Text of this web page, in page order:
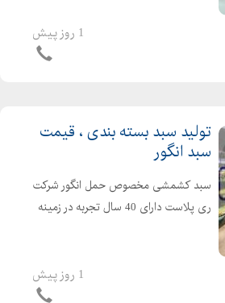
و تک فروشی مواد تولیدی پلی اتیلن
1 روز پیش
تولید سبد بسته بندی ، قیمت
سبد انگور
سبد کشمشی مخصوص حمل انگور شرکت
ری پلاست دارای 40 سال تجربه در زمینه
انواع سبد صنعتی انواع سبد میوه قفس
1 روز پیش